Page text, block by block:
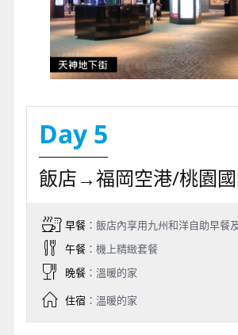
Day 5
飯店→福岡空港/桃園
早餐：飯店內享用九州和洋自助早餐
午餐：機上精緻套餐
晚餐：溫暖的家
住宿：溫暖的家